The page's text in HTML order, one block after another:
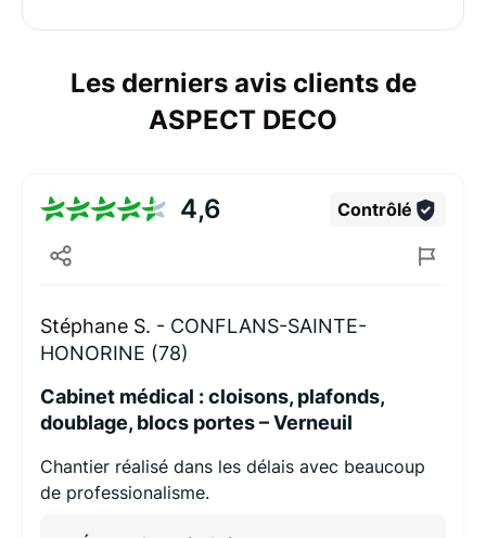
Les derniers avis clients de
ASPECT DECO
4,6 Contrôlé
Stéphane S. - CONFLANS-SAINTE-
HONORINE (78)
Cabinet médical : cloisons, plafonds,
doublage, blocs portes – Verneuil
Chantier réalisé dans les délais avec beaucoup
de professionalisme.